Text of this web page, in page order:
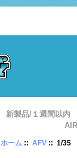
新製品/１週間以内
ホーム ::AFV :: 1/35